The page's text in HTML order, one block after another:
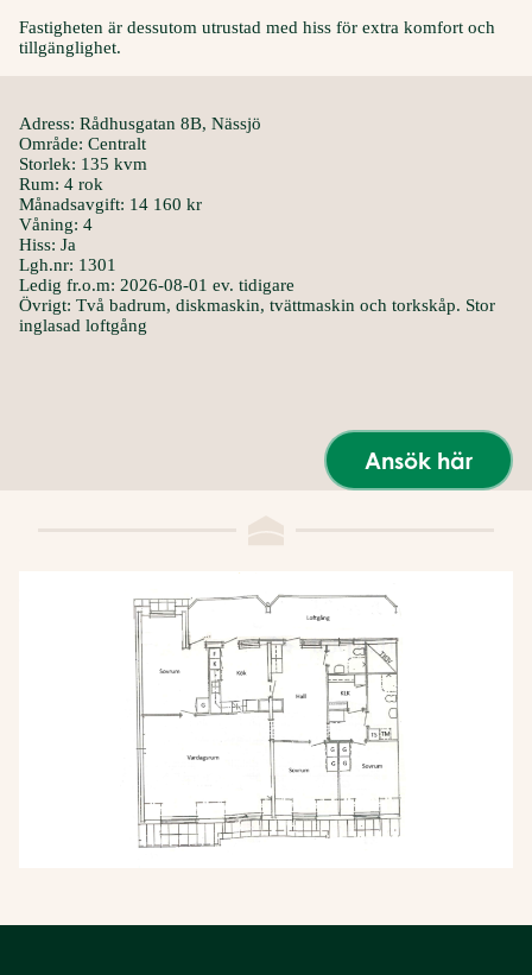
Fastigheten är dessutom utrustad med hiss för extra komfort och
tillgänglighet.
Adress: Rådhusgatan 8B, Nässjö
Område: Centralt
Storlek: 135 kvm
Rum: 4 rok
Månadsavgift: 14 160 kr
Våning: 4
Hiss: Ja
Lgh.nr: 1301
Ledig fr.o.m: 2026-08-01 ev. tidigare
Övrigt: Två badrum, diskmaskin, tvättmaskin och torkskåp. Stor
inglasad loftgång
Ansök här